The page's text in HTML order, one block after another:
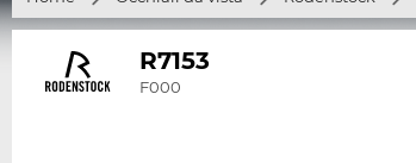
R7153
F000